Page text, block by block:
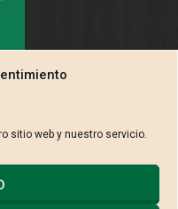
sitio web y nuestro servicio.